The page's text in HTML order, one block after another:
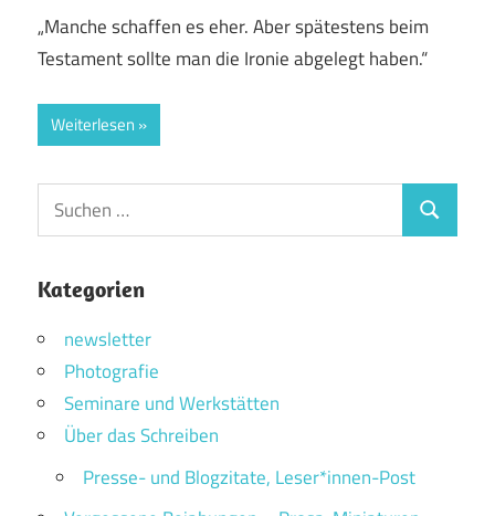
„Manche schaffen es eher. Aber spätestens beim
Testament sollte man die Ironie abgelegt haben.“
Weiterlesen
Suchen
nach:
Suchen
Kategorien
newsletter
Photografie
Seminare und Werkstätten
Über das Schreiben
Presse- und Blogzitate, Leser*innen-Post